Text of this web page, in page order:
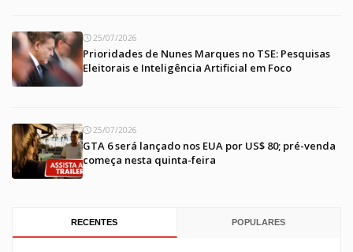
25/07/2026
Prioridades de Nunes Marques no TSE: Pesquisas
Eleitorais e Inteligência Artificial em Foco
25/07/2026
GTA 6 será lançado nos EUA por US$ 80; pré-venda
começa nesta quinta-feira
RECENTES POPULARES